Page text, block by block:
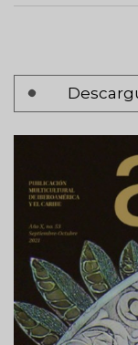
Paginación
página
Siguiente >